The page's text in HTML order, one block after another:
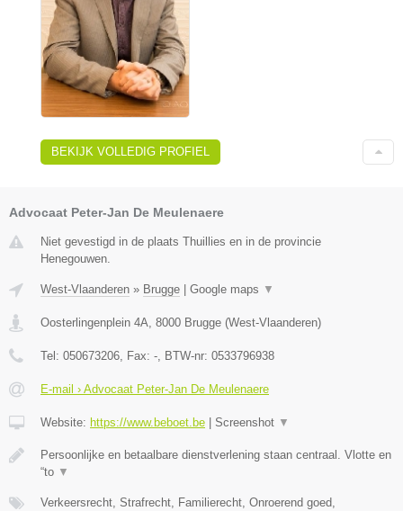
BEKIJK VOLLEDIG PROFIEL
Advocaat Peter-Jan De Meulenaere
Niet gevestigd in de plaats Thuillies en in de provincie
Henegouwen.
West-Vlaanderen » Brugge Google maps ▼
Oosterlingenplein 4A 8000 Brugge (West-Vlaanderen)
Tel: 050673206 , Fax: - , BTW-nr: 0533796938
E-mail › Advocaat Peter-Jan De Meulenaere
Website: https://www.beboet.be Screenshot ▼
Persoonlijke en betaalbare dienstverlening staan centraal. Vlotte en
“to ▼
Verkeersrecht, Strafrecht, Familierecht, Onroerend goed,